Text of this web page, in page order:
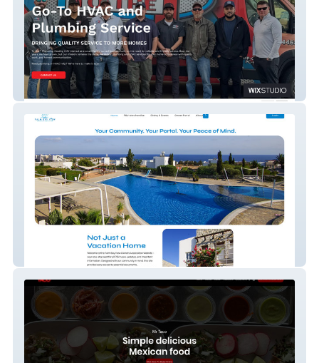
To the T Plumbing, Heating & Air
Palm Bay View Owners